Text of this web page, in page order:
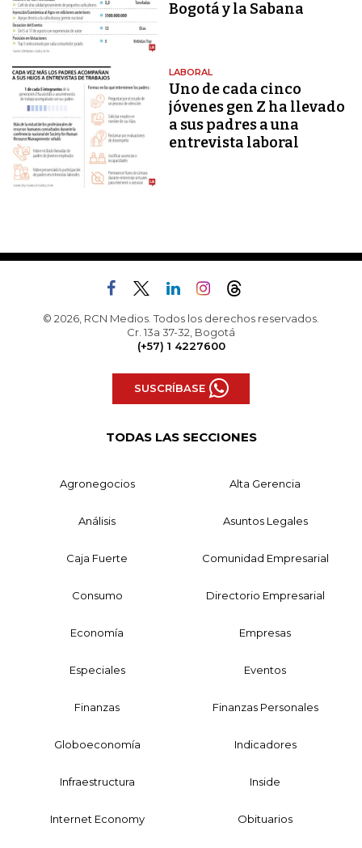
Bogotá y la Sabana
LABORAL
Uno de cada cinco
jóvenes gen Z ha llevado
a sus padres a una
entrevista laboral
© 2026, RCN Medios. Todos los derechos reservados.
Cr. 13a 37-32, Bogotá
(+57) 1 4227600
SUSCRÍBASE
TODAS LAS SECCIONES
Agronegocios Alta Gerencia
Análisis Asuntos Legales
Caja Fuerte Comunidad Empresarial
Consumo Directorio Empresarial
Economía Empresas
Especiales Eventos
Finanzas Finanzas Personales
Globoeconomía Indicadores
Infraestructura Inside
Internet Economy Obituarios